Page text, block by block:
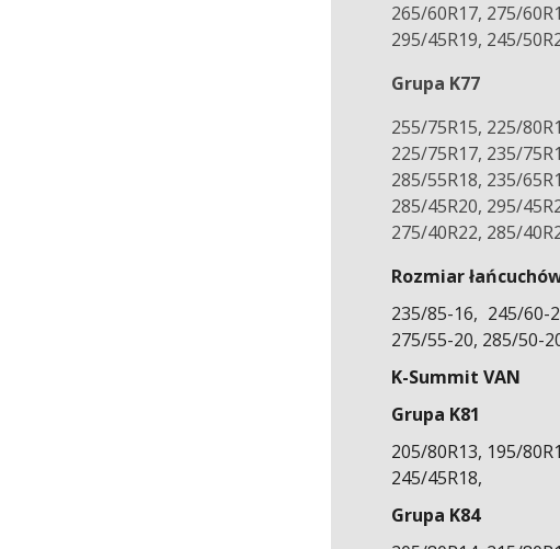
265/60R17, 275/
295/45R19, 245/
Grupa K77
255/75R15, 225/
225/75R17, 235/
285/55R18, 235/
285/45R20, 295/
275/40R22, 285/
Rozmiar
235/85-16, 245/60-
275/55-20, 285/50-
K-Summit VAN
Grupa K81
205/80R13, 195/
245/45R18,
Grupa K84